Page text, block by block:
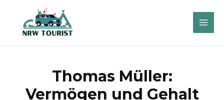
springen
Main
Thomas Müller:
Vermögen und Gehalt